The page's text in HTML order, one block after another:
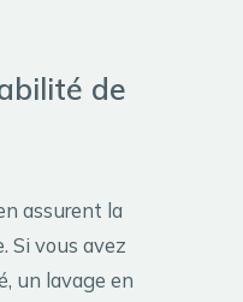
de
assurent la
Si vous avez
un lavage en